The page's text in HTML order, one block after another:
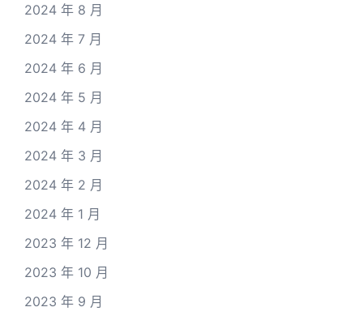
2024 年 8 月
2024 年 7 月
2024 年 6 月
2024 年 5 月
2024 年 4 月
2024 年 3 月
2024 年 2 月
2024 年 1 月
2023 年 12 月
2023 年 10 月
2023 年 9 月